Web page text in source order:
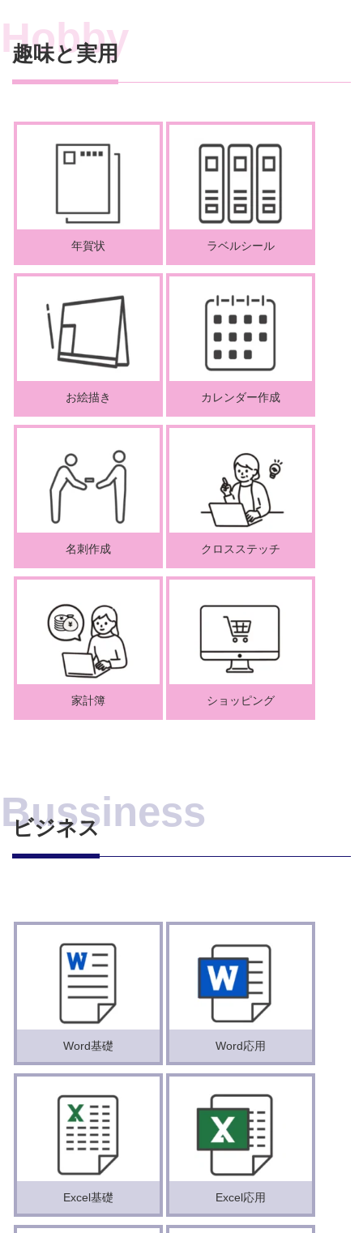
趣味と実用
年賀状 ラベルシール
お絵描き カレンダー作成
名刺作成 クロスステッチ
家計簿 ショッピング
ビジネス
Word基礎 Word応用
Excel基礎 Excel応用